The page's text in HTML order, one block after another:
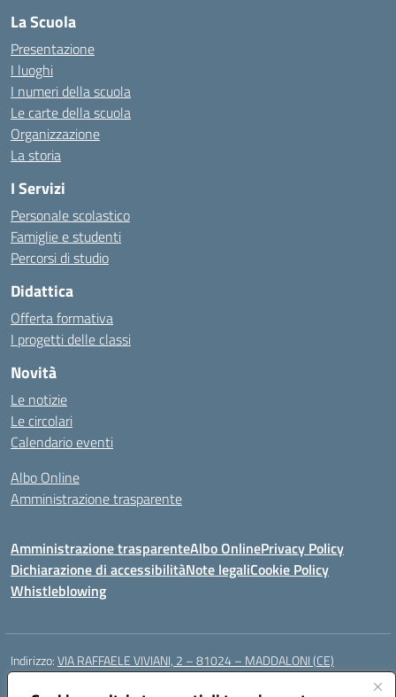
La Scuola
Presentazione
I luoghi
I numeri della scuola
Le carte della scuola
Organizzazione
La storia
I Servizi
Personale scolastico
Famiglie e studenti
Percorsi di studio
Didattica
Offerta formativa
I progetti delle classi
Novità
Le notizie
Le circolari
Calendario eventi
Albo Online
Amministrazione trasparente
Amministrazione trasparenteAlbo OnlinePrivacy Policy
Dichiarazione di accessibilitàNote legaliCookie Policy
Whistleblowing
Indirizzo:VIA RAFFAELE VIVIANI, 2 – 81024 – MADDALONI (CE)
Centralino: